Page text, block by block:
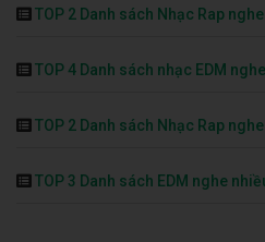
TOP 2 Danh sách Nhạc Rap
TOP 4 Danh sách nhạc EDM
TOP 2 Danh sách Nhạc Rap
TOP 3 Danh sách EDM nghe